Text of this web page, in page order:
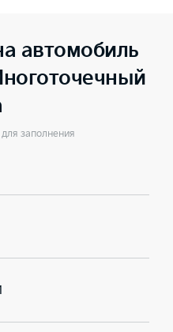
автомобиль
заполнения